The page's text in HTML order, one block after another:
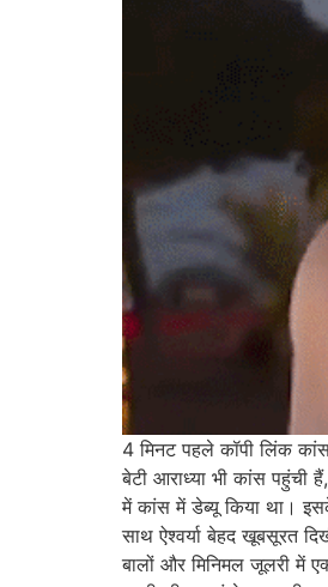
4 मिनट पहले कॉपी लिंक
बेटी आराध्या भी कांस पहुंची
में कांस में डेब्यू किया था।
साथ ऐश्वर्या बेहद खूबसूरत
बालों और मिनिमल जूलरी में